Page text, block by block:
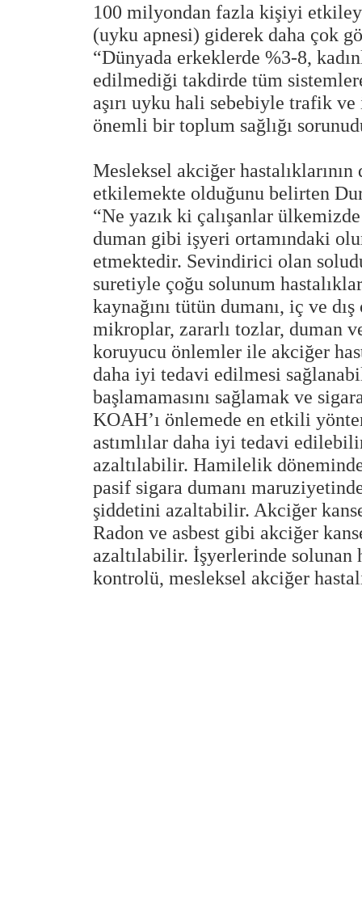
100 milyondan fazla kişiyi
(uyku apnesi) giderek daha çok
“Dünyada erkeklerde %3-8,
edilmediği takdirde tüm
aşırı uyku hali sebebiyle trafik
önemli bir toplum sağlığı
Mesleksel akciğer
etkilemekte olduğunu belirten
“Ne yazık ki çalışanlar
duman gibi işyeri ortamındaki
etmektedir. Sevindirici olan
suretiyle çoğu solunum
kaynağını tütün dumanı, iç ve
mikroplar, zararlı tozlar, duman
koruyucu önlemler ile akciğer
daha iyi tedavi edilmesi
başlamamasını sağlamak ve
KOAH’ı önlemede en etkili
astımlılar daha iyi tedavi
azaltılabilir. Hamilelik
pasif sigara dumanı
şiddetini azaltabilir. Akciğer
Radon ve asbest gibi akciğer
azaltılabilir. İşyerlerinde solunan
kontrolü, mesleksel akciğer